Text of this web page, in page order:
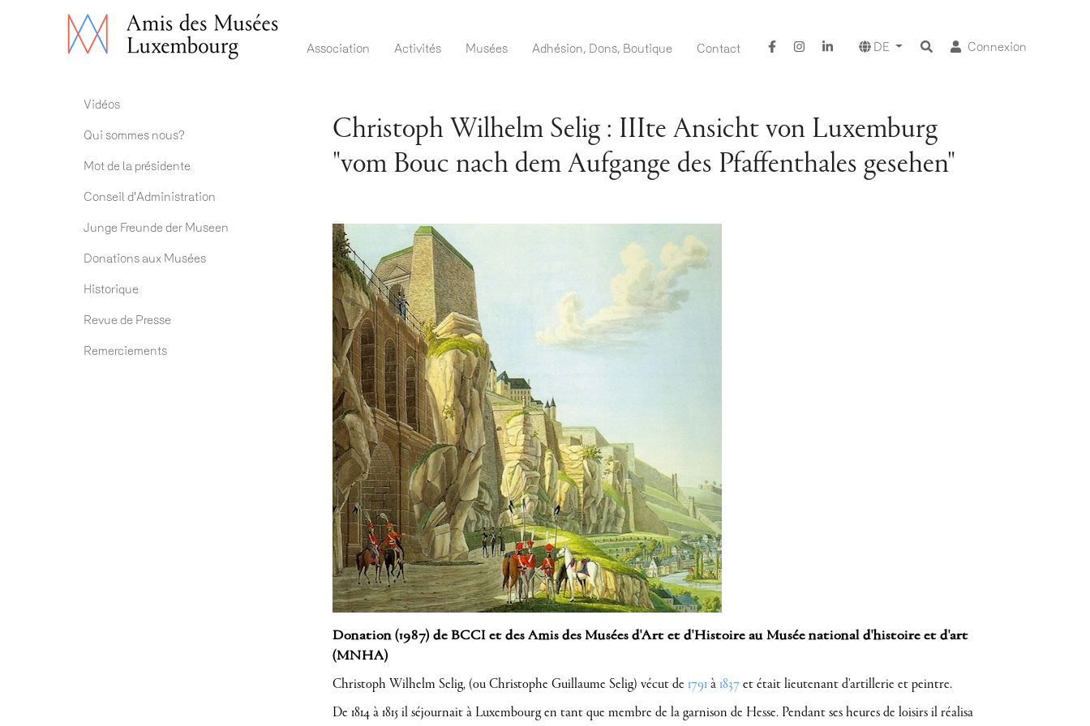
Inhalt
Main navigation DE
Association Activités Musées Adhésion, Dons, Boutique Contact DE Connexion
Association ADM
Vidéos
Qui sommes nous?
Mot de la présidente
Conseil d'Administration
Junge Freunde der Museen
Donations aux Musées
Historique
Revue de Presse
Remerciements
Christoph Wilhelm Selig : IIIte Ansicht von Luxemburg
"vom Bouc nach dem Aufgange des Pfaffenthales gesehen"
Donation (1987) de BCCI et des Amis des Musées d'Art et d'Histoire au Musée national d'histoire et d'art
(MNHA)
Christoph Wilhelm Selig, (ou Christophe Guillaume Selig) vécut de 1791à 1837 et était lieutenant d'artillerie et peintre.
De 1814 à 1815 il séjournait à Luxembourg en tant que membre de la garnison de Hesse. Pendant ses heures de loisirs il réalisa